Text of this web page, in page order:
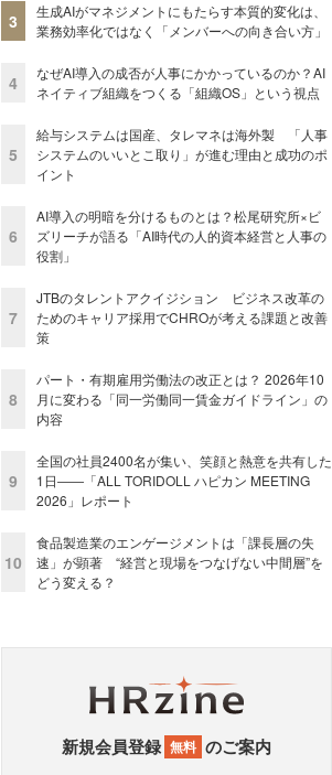
3
生成AIがマネジメントにもたらす本質的変化は、
業務効率化ではなく「メンバーへの向き合い方」
4
なぜAI導入の成否が人事にかかっているのか？AI
ネイティブ組織をつくる「組織OS」という視点
5
給与システムは国産、タレマネは海外製 「人事
システムのいいとこ取り」が進む理由と成功のポ
イント
6
AI導入の明暗を分けるものとは？松尾研究所×ビ
ズリーチが語る「AI時代の人的資本経営と人事の
役割」
7
JTBのタレントアクイジション ビジネス改革の
ためのキャリア採用でCHROが考える課題と改善
策
8
パート・有期雇用労働法の改正とは？ 2026年10
月に変わる「同一労働同一賃金ガイドライン」の
内容
9
全国の社員2400名が集い、笑顔と熱意を共有した
1日――「ALL TORIDOLL ハピカン MEETING
2026」レポート
10
食品製造業のエンゲージメントは「課長層の失
速」が顕著 “経営と現場をつなげない中間層”を
どう変える？
新規会員登録 無料 のご案内